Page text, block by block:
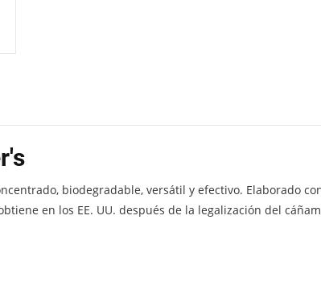
biodegradable, versátil y efectivo. Elaborado
en los EE. UU. después de la legalización del